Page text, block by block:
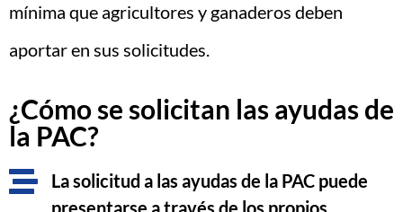
mínima que agricultores y ganaderos deben
aportar en sus solicitudes.
¿Cómo se solicitan las ayudas de
la PAC?
La solicitud a las ayudas de la PAC puede